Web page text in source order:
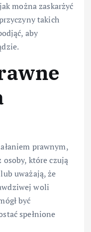
można zaskarżyć
takich
aby
prawnym,
które czują
uważają, że
woli
być
spełnione